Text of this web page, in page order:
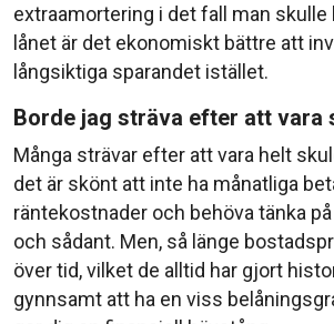
extraamortering i det fall man skulle
lånet är det ekonomiskt bättre att
långsiktiga sparandet istället.
Borde jag sträva efter att vara
Många strävar efter att vara helt
det är skönt att inte ha månatliga
räntekostnader och behöva tänka
och sådant. Men, så länge
över tid, vilket de alltid har gjort
gynnsamt att ha en viss